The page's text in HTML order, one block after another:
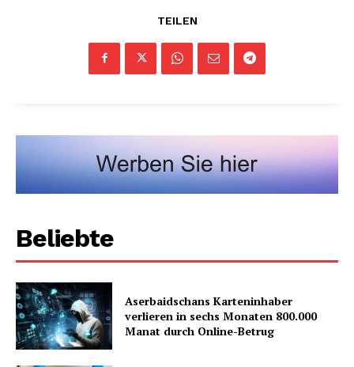
TEILEN
Beliebte
Aserbaidschans Karteninhaber
verlieren in sechs Monaten 800.000
Manat durch Online-Betrug